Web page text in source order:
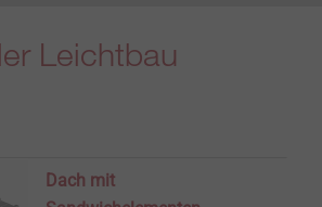
Leichtbau
Dach mit